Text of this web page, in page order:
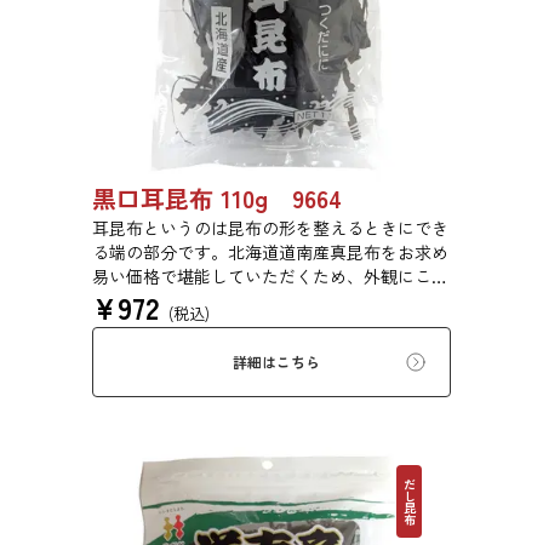
黒口耳昆布 110g 9664
耳昆布というのは昆布の形を整えるときにでき
る端の部分です。北海道道南産真昆布をお求め
易い価格で堪能していただくため、外観にこだ
わらず、旨味を求めて商品化しました。形は不
揃いですが、味に変わりはございません。だし
は澄み、鍋物だしや、お漬物、白菜漬けにも最
¥972 (税込)
詳細はこちら
だし昆布